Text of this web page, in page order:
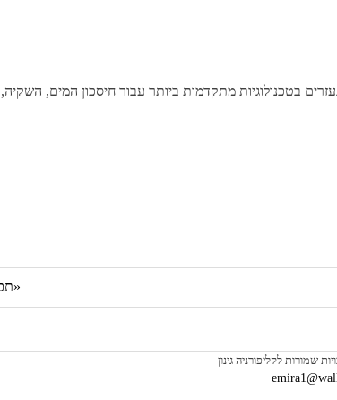
בטכנולוגיות מתקדמות ביותר עבור חיסכון המים,